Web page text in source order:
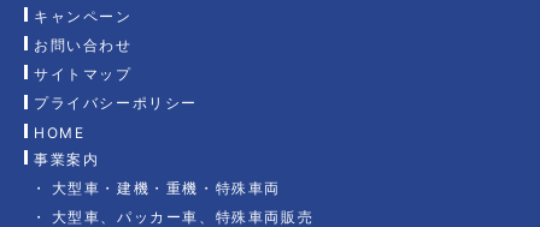
HOME
事業案内
大型車・建機・重機・特殊車両
大型車、パッカー車、特殊車両販売
キャンペーン
お問い合わせ
サイトマップ
プライバシーポリシー